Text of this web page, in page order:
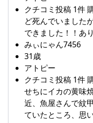
クチコミ投稿 1件
ど死んでいました
できました！！あ
みぃにゃん7456
31歳
アトピー
クチコミ投稿 1
せちにイカの黄味
近、魚屋さんで紋
ていたところ、思